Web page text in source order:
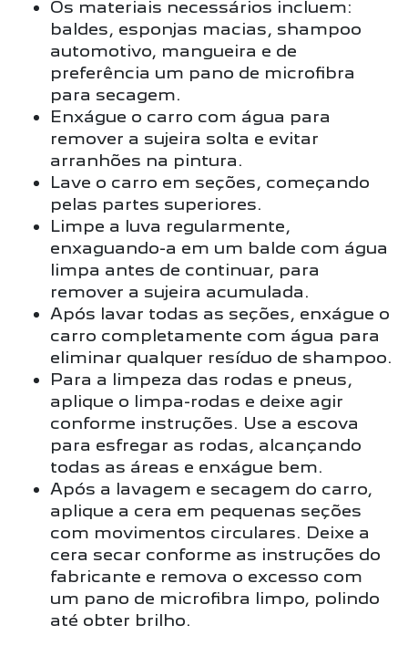
Os materiais necessários incluem:
baldes, esponjas macias, shampoo
automotivo, mangueira e de
preferência um pano de microfibra
para secagem.
Enxágue o carro com água para
remover a sujeira solta e evitar
arranhões na pintura.
Lave o carro em seções, começando
pelas partes superiores.
Limpe a luva regularmente,
enxaguando-a em um balde com água
limpa antes de continuar, para
remover a sujeira acumulada.
Após lavar todas as seções, enxágue o
carro completamente com água para
eliminar qualquer resíduo de shampoo.
Para a limpeza das rodas e pneus,
aplique o limpa-rodas e deixe agir
conforme instruções. Use a escova
para esfregar as rodas, alcançando
todas as áreas e enxágue bem.
Após a lavagem e secagem do carro,
aplique a cera em pequenas seções
com movimentos circulares. Deixe a
cera secar conforme as instruções do
fabricante e remova o excesso com
um pano de microfibra limpo, polindo
até obter brilho.